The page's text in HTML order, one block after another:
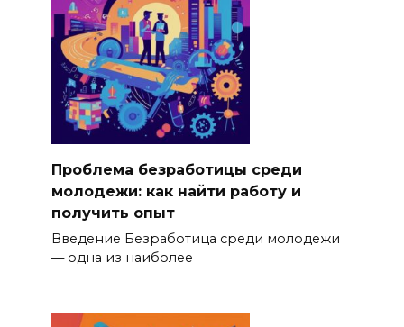
Проблема безработицы среди
молодежи: как найти работу и
получить опыт
Введение Безработица среди молодежи
— одна из наиболее